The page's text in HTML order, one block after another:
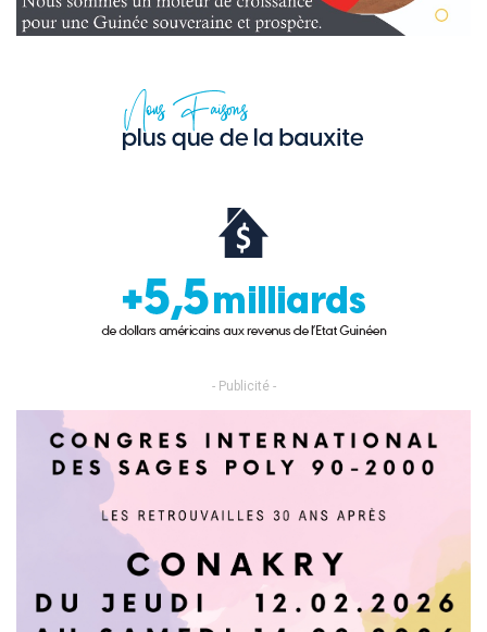
- Publicité -